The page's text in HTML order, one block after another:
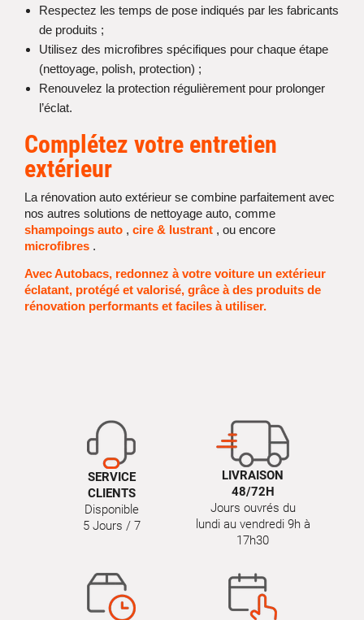
Respectez les temps de pose indiqués par les fabricants
de produits ;
Utilisez des microfibres spécifiques pour chaque étape
(nettoyage, polish, protection) ;
Renouvelez la protection régulièrement pour prolonger
l’éclat.
Complétez votre entretien
extérieur
La rénovation auto extérieur se combine parfaitement avec
nos autres solutions de nettoyage auto, comme
shampoings auto , cire & lustrant , ou encore
microfibres .
Avec Autobacs, redonnez à votre voiture un extérieur
éclatant, protégé et valorisé, grâce à des produits de
rénovation performants et faciles à utiliser.
SERVICE
CLIENTS
Disponible
5 Jours / 7
LIVRAISON
48/72H
Jours ouvrés du
lundi au vendredi 9h à
17h30